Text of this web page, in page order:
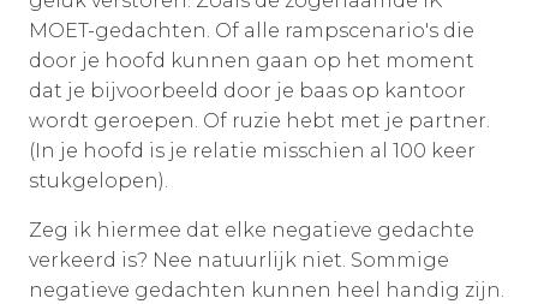
MOET-gedachten. Of alle rampscenario's die
door je hoofd kunnen gaan op het moment
dat je bijvoorbeeld door je baas op kantoor
wordt geroepen. Of ruzie hebt met je partner.
(In je hoofd is je relatie misschien al 100 keer
stukgelopen).
Zeg ik hiermee dat elke negatieve gedachte
verkeerd is? Nee natuurlijk niet. Sommige
negatieve gedachten kunnen heel handig zijn.